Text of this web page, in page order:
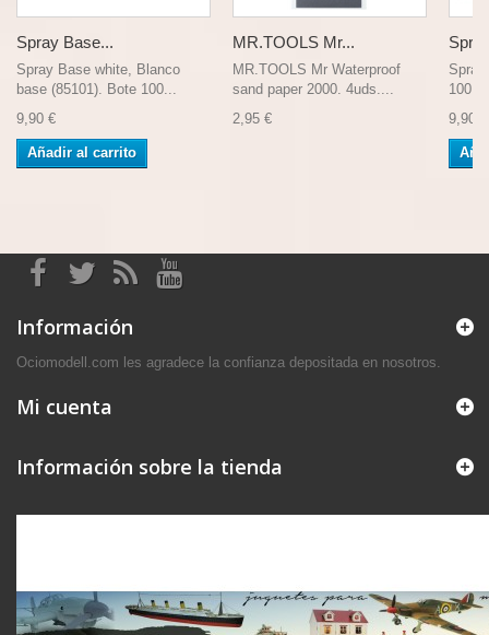
Spray Base...
Spray Base white, Blanco
base (85101). Bote 100...
9,90 €
Añadir al carrito
MR.TOOLS Mr...
MR.TOOLS Mr Waterproof
sand paper 2000. 4uds....
2,95 €
100
9,90 €
Información
Ociomodell.com les agradece la confianza depositada en nosotros.
Mi cuenta
Información sobre la tienda